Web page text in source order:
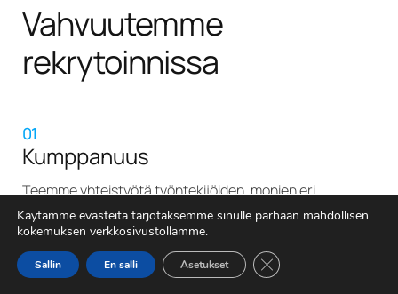
Vahvuutemme
rekrytoinnissa
01
Kumppanuus
Teemme yhteistyötä työntekijöiden, monien eri
toimialojen yrityksien, julkisten työllisyyspalveluiden ja
oppilaitosten kanssa.
02
Kokemus
Käytämme evästeitä tarjotaksemme sinulle parhaan mahdollisen
kokemuksen verkkosivustollamme.
Sallin En salli Asetukset Sulje evästebanneri